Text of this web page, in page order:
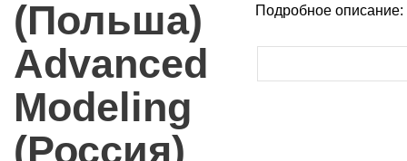
(Польша)
Advanced
Modeling
(Россия)
Подробное описание: